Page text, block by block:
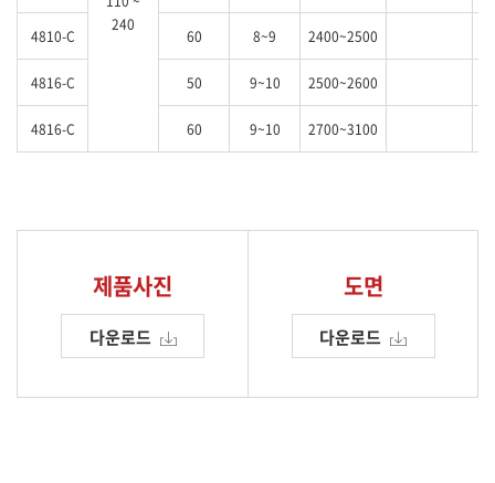
240
4810-C 60 8~9 2400~2500
4816-C 50 9~10 2500~2600
4816-C 60 9~10 2700~3100
제품사진
다운로드
도면
다운로드